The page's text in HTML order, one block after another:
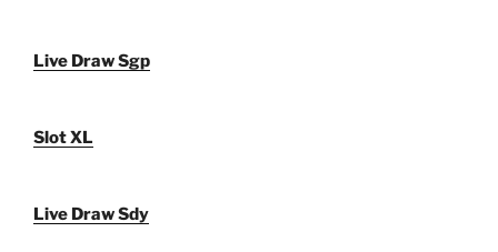
Live Draw Sgp
Slot XL
Live Draw Sdy